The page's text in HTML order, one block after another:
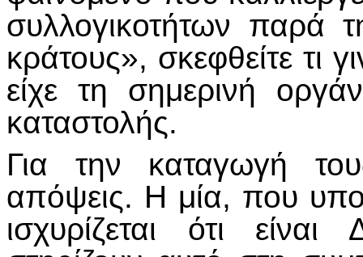
συλλογικοτήτων παρά
κράτους», σκεφθείτε τι
είχε τη σημερινή
καταστολής.
Για την καταγωγή
απόψεις. Η μία, που
ισχυρίζεται ότι